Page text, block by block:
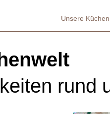
Unsere Küchen
Neues aus der
Komfort-Küchen
rund